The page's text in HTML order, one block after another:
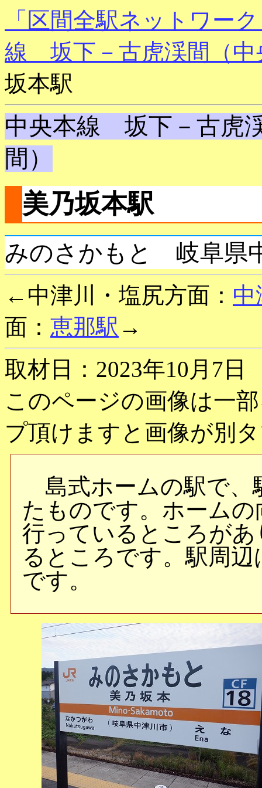
「区間全駅ネットワー
線 坂下－古虎渓間（中
坂本駅
中央本線 坂下－古虎
間）
美乃坂本駅
みのさかもと 岐阜県
←中津川・塩尻方面： 中
面： 恵那駅 →
取材日：2023年10月7日
このページの画像は一
プ頂けますと画像が別
島式ホームの駅で、
たものです。ホーム
行っているところが
るところです。駅周
です。